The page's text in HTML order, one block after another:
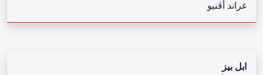
غراند أڤنيو
ابل بيز